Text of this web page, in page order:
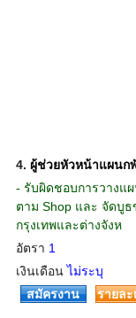
4. ผู้ช่วยหัวหน้าแผนก
- รับผิดชอบการวางแ
ตาม Shop และ จัดบู
กรุงเทพและต่างจังห
อัตรา 1
เงินเดือนไม่ระบุ
สมัครงาน รายละ